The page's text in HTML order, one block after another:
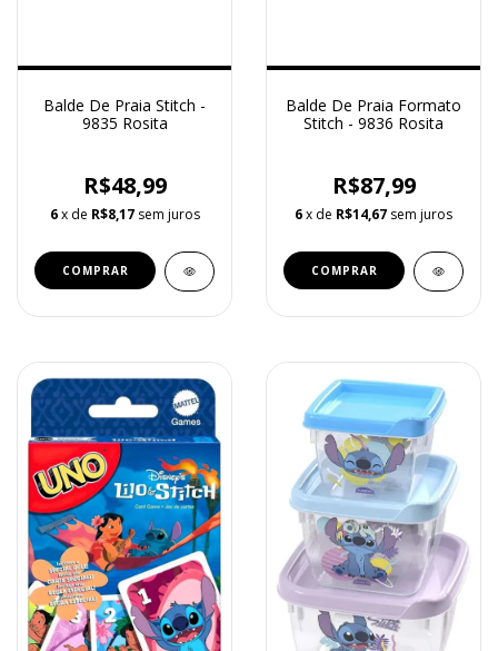
Balde De Praia Stitch -
9835 Rosita
R$48,99
6 x de R$8,17 sem juros
Balde De Praia Formato
Stitch - 9836 Rosita
R$87,99
6x de R$14,67 sem juros